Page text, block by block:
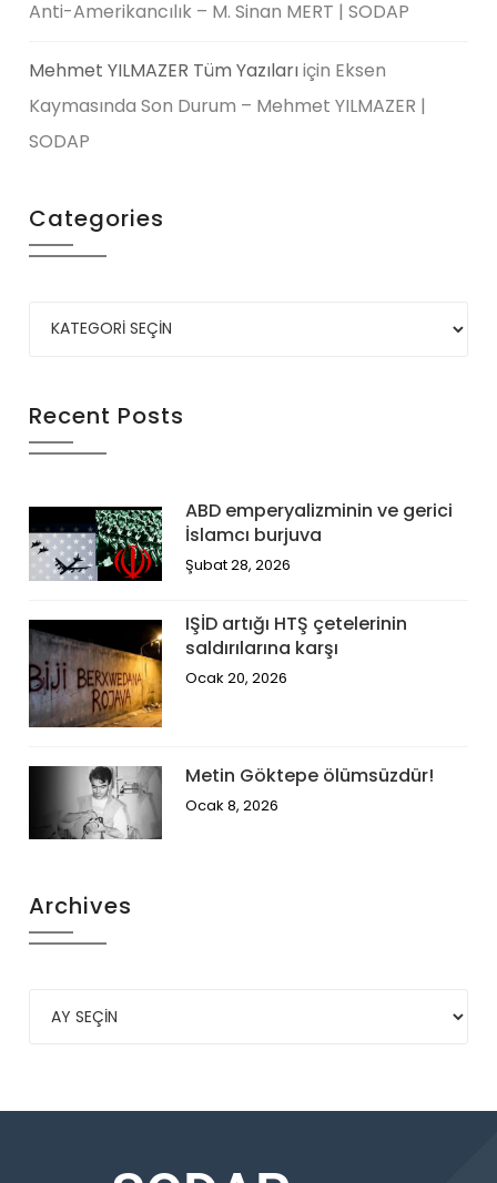
Anti-Amerikancılık – M. Sinan MERT | SODAP
Mehmet YILMAZER Tüm Yazılarıiçin Eksen
Kaymasında Son Durum – Mehmet YILMAZER |
SODAP
Categories
Recent Posts
ABD emperyalizminin ve gerici
İslamcı burjuva
Şubat 28, 2026
IŞİD artığı HTŞ çetelerinin
saldırılarına karşı
Ocak 20, 2026
Metin Göktepe ölümsüzdür!
Ocak 8, 2026
Archives